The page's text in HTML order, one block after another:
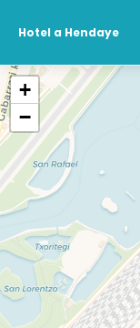
Hotel a Hendaye
+
−